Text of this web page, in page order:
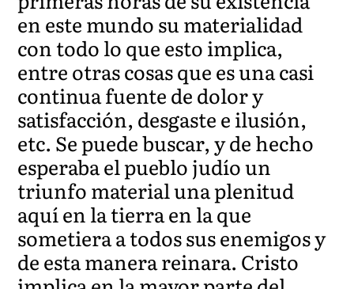
en este mundo su materialidad
con todo lo que esto implica,
entre otras cosas que es una casi
continua fuente de dolor y
satisfacción, desgaste e ilusión,
etc. Se puede buscar, y de hecho
esperaba el pueblo judío un
triunfo material una plenitud
aquí en la tierra en la que
sometiera a todos sus enemigos y
de esta manera reinara. Cristo